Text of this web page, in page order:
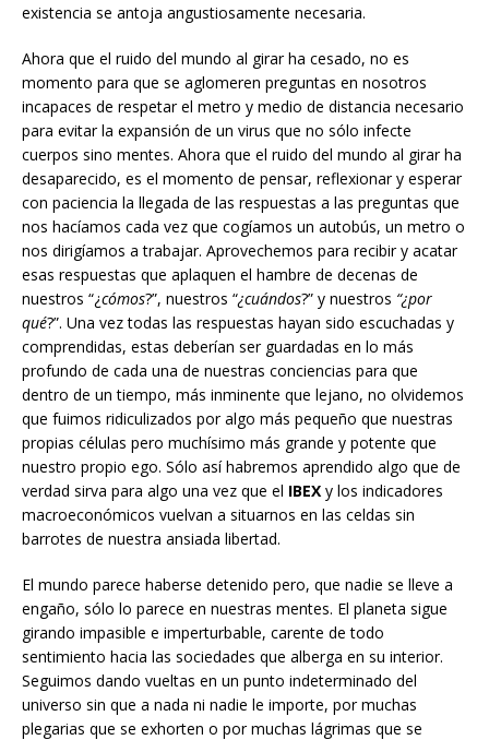
existencia se antoja angustiosamente necesaria.
Ahora que el ruido del mundo al girar ha cesado, no es
momento para que se aglomeren preguntas en nosotros
incapaces de respetar el metro y medio de distancia necesario
para evitar la expansión de un virus que no sólo infecte
cuerpos sino mentes. Ahora que el ruido del mundo al girar ha
desaparecido, es el momento de pensar, reflexionar y esperar
con paciencia la llegada de las respuestas a las preguntas que
nos hacíamos cada vez que cogíamos un autobús, un metro o
nos dirigíamos a trabajar. Aprovechemos para recibir y acatar
esas respuestas que aplaquen el hambre de decenas de
nuestros “¿cómos?”, nuestros “¿cuándos?” y nuestros “¿por
qué?”. Una vez todas las respuestas hayan sido escuchadas y
comprendidas, estas deberían ser guardadas en lo más
profundo de cada una de nuestras conciencias para que
dentro de un tiempo, más inminente que lejano, no olvidemos
que fuimos ridiculizados por algo más pequeño que nuestras
propias células pero muchísimo más grande y potente que
nuestro propio ego. Sólo así habremos aprendido algo que de
verdad sirva para algo una vez que el IBEX y los indicadores
macroeconómicos vuelvan a situarnos en las celdas sin
barrotes de nuestra ansiada libertad.
El mundo parece haberse detenido pero, que nadie se lleve a
engaño, sólo lo parece en nuestras mentes. El planeta sigue
girando impasible e imperturbable, carente de todo
sentimiento hacia las sociedades que alberga en su interior.
Seguimos dando vueltas en un punto indeterminado del
universo sin que a nada ni nadie le importe, por muchas
plegarias que se exhorten o por muchas lágrimas que se